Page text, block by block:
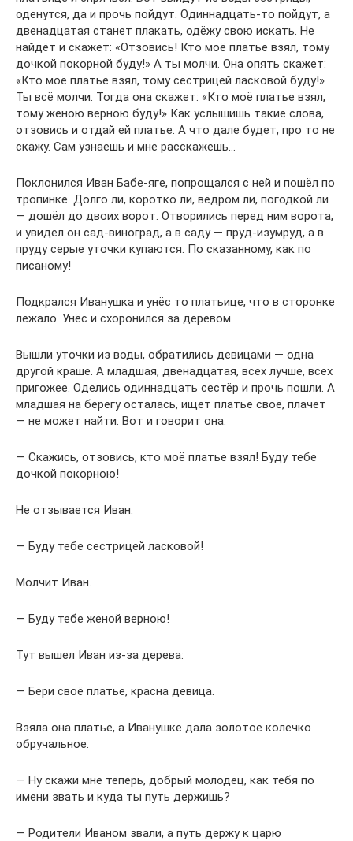
оденутся, да и прочь пойдут. Одиннадцать-то пойдут, а
двенадцатая станет плакать, одёжу свою искать. Не
найдёт и скажет: «Отзовись! Кто моё платье взял, тому
дочкой покорной буду!» А ты молчи. Она опять скажет:
«Кто моё платье взял, тому сестрицей ласковой буду!»
Ты всё молчи. Тогда она скажет: «Кто моё платье взял,
тому женою верною буду!» Как услышишь такие слова,
отзовись и отдай ей платье. А что дале будет, про то не
скажу. Сам узнаешь и мне расскажешь…
Поклонился Иван Бабе-яге, попрощался с ней и пошёл по
тропинке. Долго ли, коротко ли, вёдром ли, погодкой ли
— дошёл до двоих ворот. Отворились перед ним ворота,
и увидел он сад-виноград, а в саду — пруд-изумруд, а в
пруду серые уточки купаются. По сказанному, как по
писаному!
Подкрался Иванушка и унёс то платьице, что в сторонке
лежало. Унёс и схоронился за деревом.
Вышли уточки из воды, обратились девицами — одна
другой краше. А младшая, двенадцатая, всех лучше, всех
пригожее. Оделись одиннадцать сестёр и прочь пошли. А
младшая на берегу осталась, ищет платье своё, плачет
— не может найти. Вот и говорит она:
— Скажись, отзовись, кто моё платье взял! Буду тебе
дочкой покорною!
Не отзывается Иван.
— Буду тебе сестрицей ласковой!
Молчит Иван.
— Буду тебе женой верною!
Тут вышел Иван из-за дерева:
— Бери своё платье, красна девица.
Взяла она платье, а Иванушке дала золотое колечко
обручальное.
— Ну скажи мне теперь, добрый молодец, как тебя по
имени звать и куда ты путь держишь?
— Родители Иваном звали, а путь держу к царю